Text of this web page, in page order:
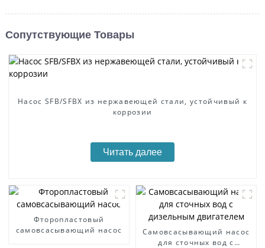
Сопутствующие Товары
Насос SFB/SFBX из нержавеющей стали, устойчивый к
коррозии
Читать далее
Фторопластовый
самовсасывающий насос
Самовсасывающий насос
для сточных вод с